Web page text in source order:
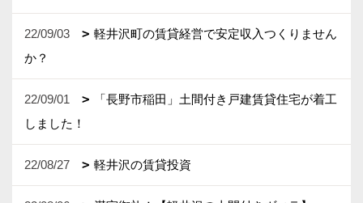
22/09/03
軽井沢町の賃貸経営で安定収入つくりません
か？
22/09/01
「長野市稲田」土間付き戸建賃貸住宅が着工
しました！
22/08/27 軽井沢の賃貸投資